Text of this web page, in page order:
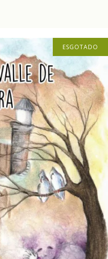
ESGOTADO